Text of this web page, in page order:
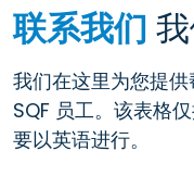
联系我们
我们在这里为您提
SQF 员工。该表格
要以英语进行。